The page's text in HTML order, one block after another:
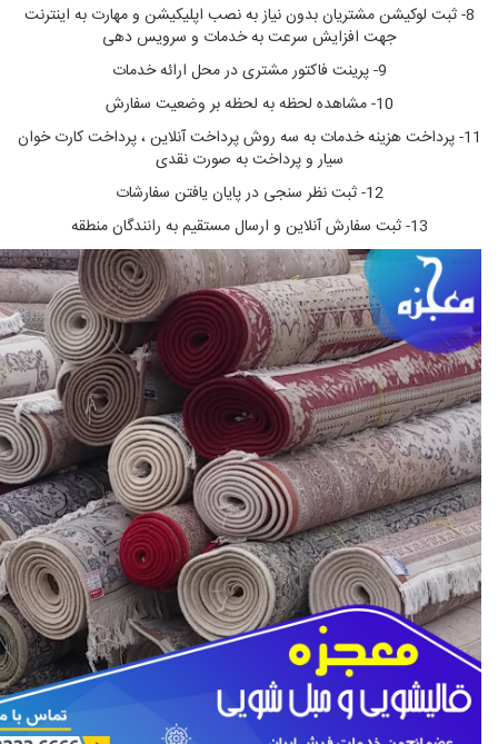
8- ثبت لوکیشن مشتریان بدون نیاز به نصب اپلیکیشن و مهارت به اینترنت
جهت افزایش سرعت به خدمات و سرویس دهی
9- پرینت فاکتور مشتری در محل ارائه خدمات
10- مشاهده لحظه به لحظه بر وضعیت سفارش
11- پرداخت هزینه خدمات به سه روش پرداخت آنلاین ، پرداخت کارت خوان
سیار و پرداخت به صورت نقدی
12- ثبت نظر سنجی در پایان یافتن سفارشات
13- ثبت سفارش آنلاین و ارسال مستقیم به رانندگان منطقه